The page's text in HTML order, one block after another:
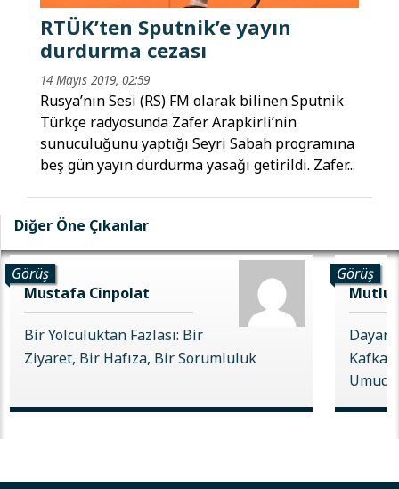
RTÜK’ten Sputnik’e yayın
durdurma cezası
14 Mayıs 2019, 02:59
Rusya’nın Sesi (RS) FM olarak bilinen Sputnik
Türkçe radyosunda Zafer Arapkirli’nin
sunuculuğunu yaptığı Seyri Sabah programına
beş gün yayın durdurma yasağı getirildi. Zafer...
Diğer Öne Çıkanlar
Görüş
Mustafa Cinpolat
Bir Yolculuktan Fazlası: Bir
Ziyaret, Bir Hafıza, Bir Sorumluluk
Görüş
Mutlu
Kafkas
Umudu